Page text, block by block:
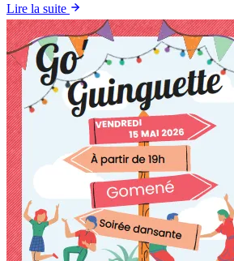
Lire la suite